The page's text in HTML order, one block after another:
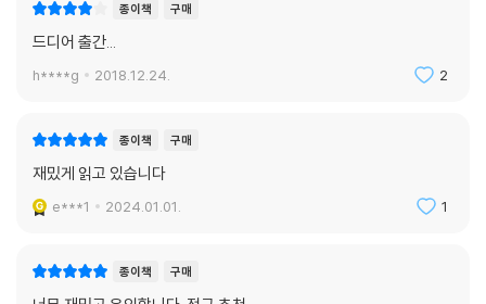
종이책 구매
드디어 출간...
h****g 2018.12.24. 2
종이책 구매
재밌게 읽고 있습니다
e***1 2024.01.01. 1
종이책 구매